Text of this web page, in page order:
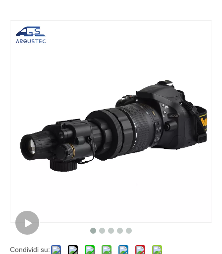
Condividi su: